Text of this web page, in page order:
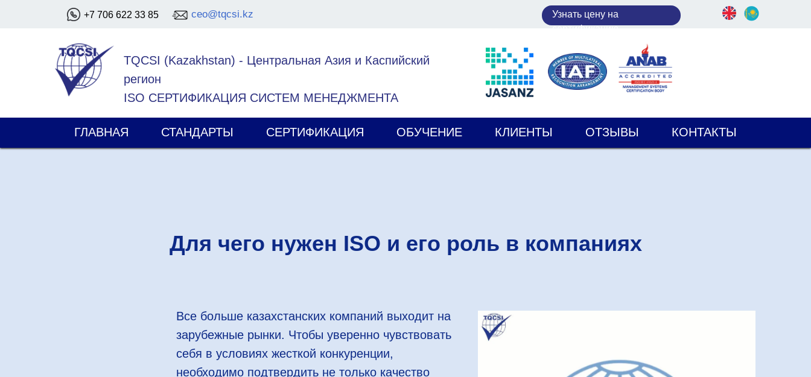
+7 706 622 33 85 ceo@tqcsi.kz Узнать цену на
сертификацию
TQCSI (Kazakhstan) - Центральная Азия и Каспийский
регион
ISO СЕРТИФИКАЦИЯ СИСТЕМ МЕНЕДЖМЕНТА
ГЛАВНАЯ СТАНДАРТЫ СЕРТИФИКАЦИЯ ОБУЧЕНИЕ КЛИЕНТЫ ОТЗЫВЫ КОНТАКТЫ
Для чего нужен ISO и его роль в компаниях
Все больше казахстанских компаний выходит на
зарубежные рынки. Чтобы уверенно чувствовать
себя в условиях жесткой конкуренции,
необходимо подтвердить не только качество